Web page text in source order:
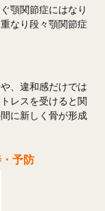
顎関節症にはなり
なり段々顎関節症
、違和感だけでは
レスを受けると関
に新しく骨が形成
予防